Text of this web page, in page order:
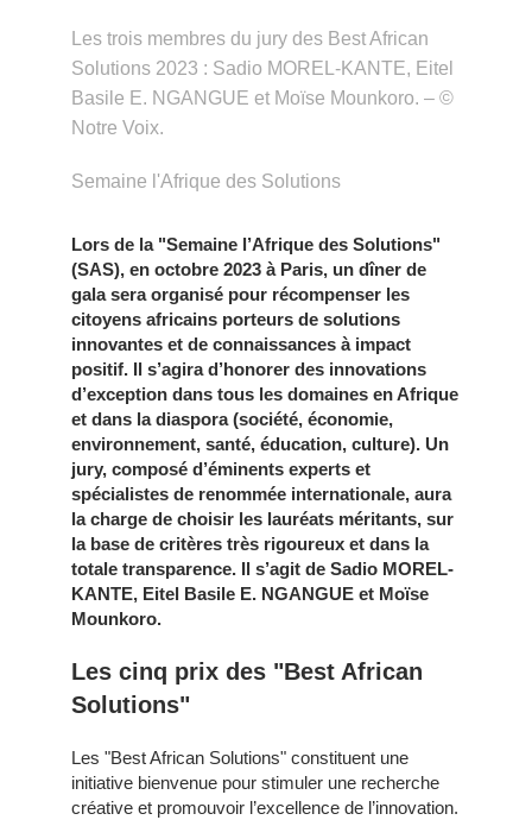
Les trois membres du jury des Best African
Solutions 2023 : Sadio MOREL-KANTE, Eitel
Basile E. NGANGUE et Moïse Mounkoro. – ©
Notre Voix.
Semaine l'Afrique des Solutions
Lors de la "Semaine l’Afrique des Solutions"
(SAS), en octobre 2023 à Paris, un dîner de
gala sera organisé pour récompenser les
citoyens africains porteurs de solutions
innovantes et de connaissances à impact
positif. Il s’agira d’honorer des innovations
d’exception dans tous les domaines en Afrique
et dans la diaspora (société, économie,
environnement, santé, éducation, culture). Un
jury, composé d’éminents experts et
spécialistes de renommée internationale, aura
la charge de choisir les lauréats méritants, sur
la base de critères très rigoureux et dans la
totale transparence. Il s’agit de Sadio MOREL-
KANTE, Eitel Basile E. NGANGUE et Moïse
Mounkoro.
Les cinq prix des "Best African
Solutions"
Les "Best African Solutions" constituent une
initiative bienvenue pour stimuler une recherche
créative et promouvoir l’excellence de l’innovation.